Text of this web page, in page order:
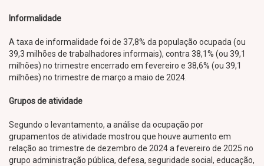
Informalidade
A taxa de informalidade foi de 37,8% da população ocupada (ou
39,3 milhões de trabalhadores informais), contra 38,1% (ou 39,1
milhões) no trimestre encerrado em fevereiro e 38,6% (ou 39,1
milhões) no trimestre de março a maio de 2024.
Grupos de atividade
Segundo o levantamento, a análise da ocupação por
grupamentos de atividade mostrou que houve aumento em
relação ao trimestre de dezembro de 2024 a fevereiro de 2025 no
grupo administração pública, defesa, seguridade social, educação,